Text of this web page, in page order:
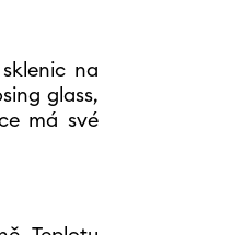
na
glass,
má své